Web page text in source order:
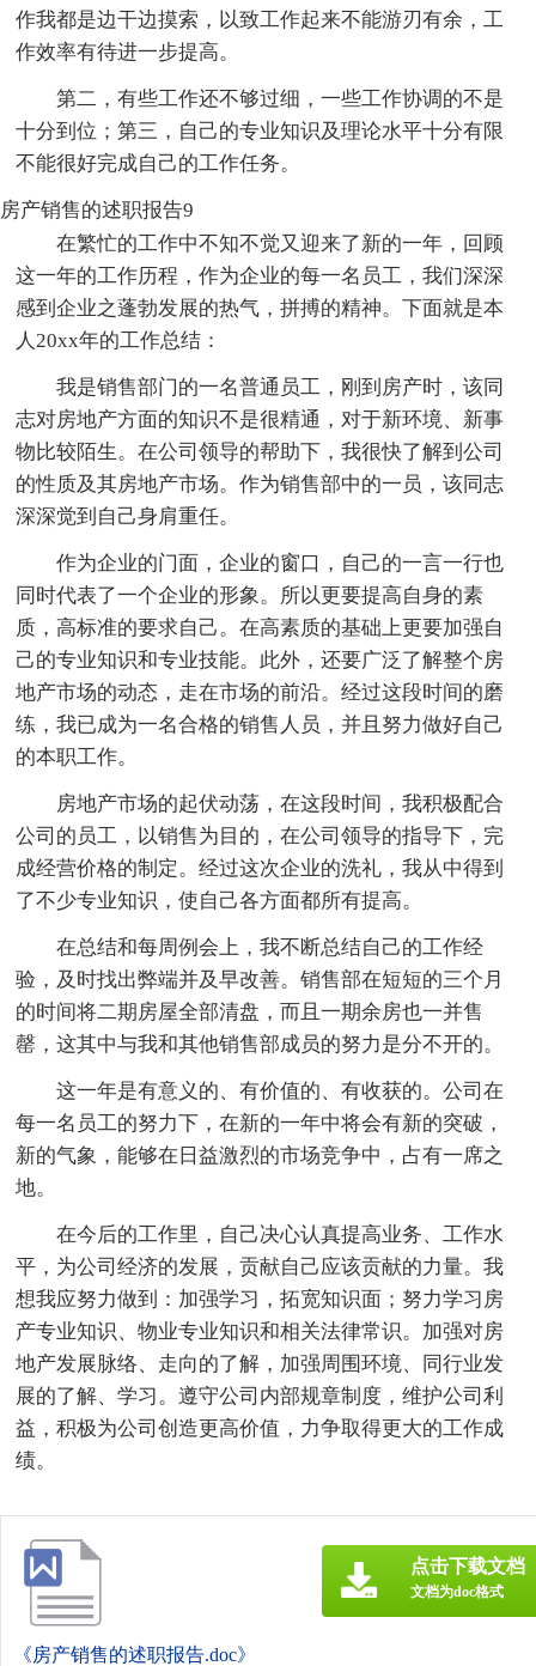
作我都是边干边摸索，以致工作起来不能游刃有余，工
作效率有待进一步提高。
第二，有些工作还不够过细，一些工作协调的不是
十分到位；第三，自己的专业知识及理论水平十分有限
不能很好完成自己的工作任务。
房产销售的述职报告9
在繁忙的工作中不知不觉又迎来了新的一年，回顾
这一年的工作历程，作为企业的每一名员工，我们深深
感到企业之蓬勃发展的热气，拼搏的精神。下面就是本
人20xx年的工作总结：
我是销售部门的一名普通员工，刚到房产时，该同
志对房地产方面的知识不是很精通，对于新环境、新事
物比较陌生。在公司领导的帮助下，我很快了解到公司
的性质及其房地产市场。作为销售部中的一员，该同志
深深觉到自己身肩重任。
作为企业的门面，企业的窗口，自己的一言一行也
同时代表了一个企业的形象。所以更要提高自身的素
质，高标准的要求自己。在高素质的基础上更要加强自
己的专业知识和专业技能。此外，还要广泛了解整个房
地产市场的动态，走在市场的前沿。经过这段时间的磨
练，我已成为一名合格的销售人员，并且努力做好自己
的本职工作。
房地产市场的起伏动荡，在这段时间，我积极配合
公司的员工，以销售为目的，在公司领导的指导下，完
成经营价格的制定。经过这次企业的洗礼，我从中得到
了不少专业知识，使自己各方面都所有提高。
在总结和每周例会上，我不断总结自己的工作经
验，及时找出弊端并及早改善。销售部在短短的三个月
的时间将二期房屋全部清盘，而且一期余房也一并售
罄，这其中与我和其他销售部成员的努力是分不开的。
这一年是有意义的、有价值的、有收获的。公司在
每一名员工的努力下，在新的一年中将会有新的突破，
新的气象，能够在日益激烈的市场竞争中，占有一席之
地。
在今后的工作里，自己决心认真提高业务、工作水
平，为公司经济的发展，贡献自己应该贡献的力量。我
想我应努力做到：加强学习，拓宽知识面；努力学习房
产专业知识、物业专业知识和相关法律常识。加强对房
地产发展脉络、走向的了解，加强周围环境、同行业发
展的了解、学习。遵守公司内部规章制度，维护公司利
益，积极为公司创造更高价值，力争取得更大的工作成
绩。
《房产销售的述职报告.doc》
点击下载文档
文档为doc格式